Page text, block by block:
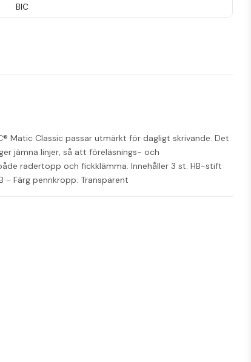
BIC
Matic Classic passar utmärkt för dagligt skrivande. Det
jämna linjer, så att föreläsnings- och
radertopp och fickklämma. Innehåller 3 st. HB-stift
Färg pennkropp: Transparent